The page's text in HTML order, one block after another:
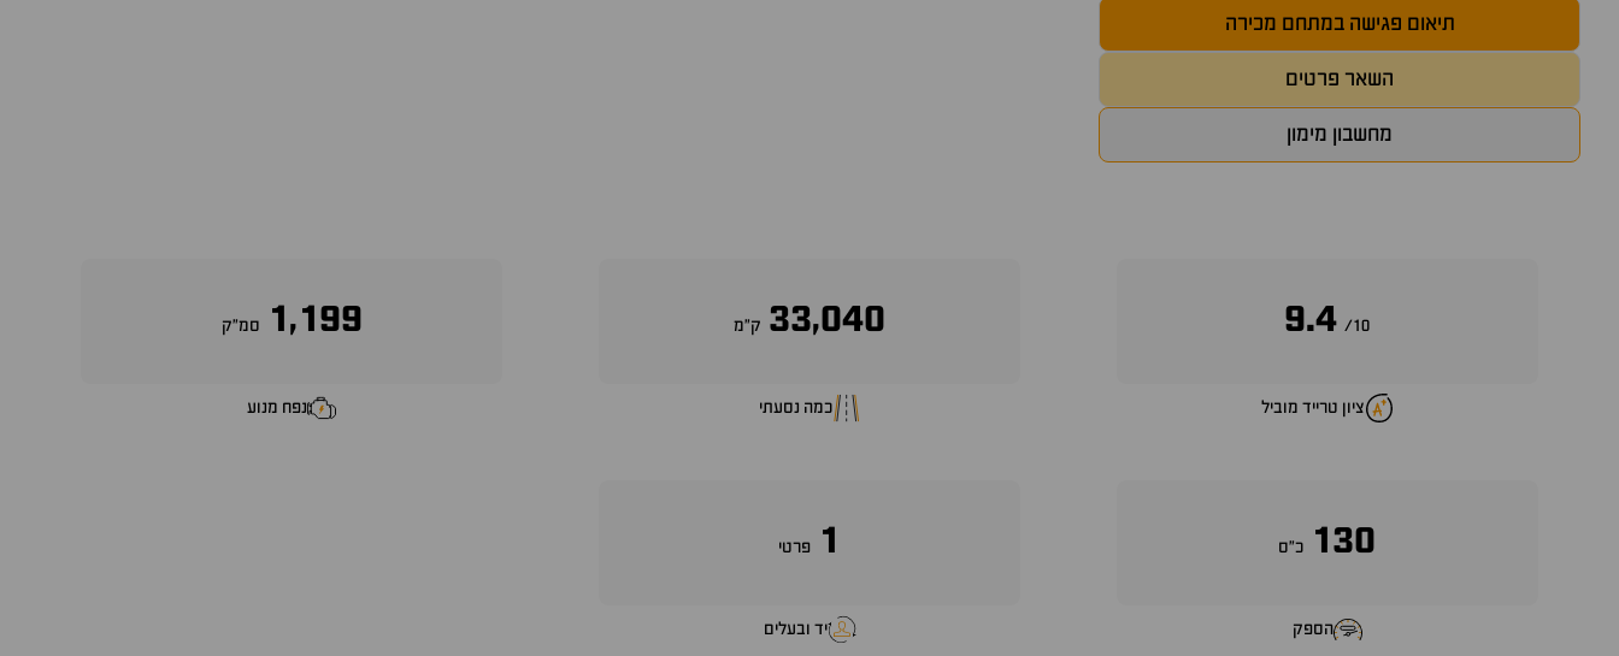
תיאום פגישה במתחם מכירה
השאר פרטים
מחשבון מימון
10/
9.4
ציון טרייד מוביל
33,040 ק״מ
כמה נסעתי
1,199 סמ״ק
נפח מנוע
130 כ״ס
הספק
1 פרטי
יד ובעלים